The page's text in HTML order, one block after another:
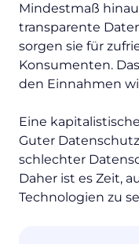
Mindestmaß
transparente
sorgen sie für
Konsumenten.
den Einnahmen
Eine
Guter
schlechter
Daher ist es Zeit,
Technologien zu